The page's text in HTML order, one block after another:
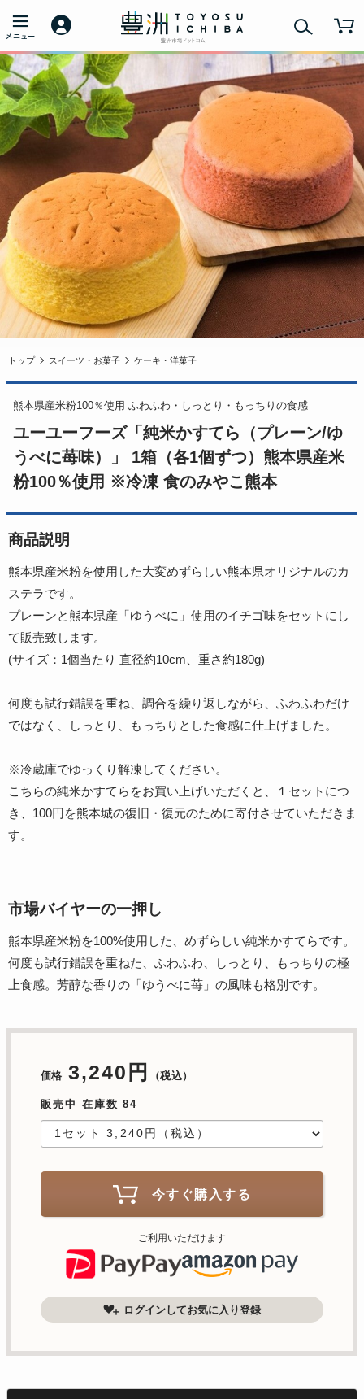
トップ スイーツ・お菓子 ケーキ・洋菓子
熊本県産米粉100％使用 ふわふわ・しっとり・もっちりの食感
ユーユーフーズ「純米かすてら（プレーン/ゆ
うべに苺味）」 1箱（各1個ずつ）熊本県産米
粉100％使用 ※冷凍 食のみやこ熊本
商品説明
熊本県産米粉を使用した大変めずらしい熊本県オリジナルのカ
ステラです。
プレーンと熊本県産「ゆうべに」使用のイチゴ味をセットにし
て販売致します。
(サイズ：1個当たり 直径約10cm、重さ約180g)
何度も試行錯誤を重ね、調合を繰り返しながら、ふわふわだけ
ではなく、しっとり、もっちりとした食感に仕上げました。
※冷蔵庫でゆっくり解凍してください。
こちらの純米かすてらをお買い上げいただくと、１セットにつ
き、100円を熊本城の復旧・復元のために寄付させていただきま
す。
市場バイヤーの一押し
熊本県産米粉を100%使用した、めずらしい純米かすてらです。
何度も試行錯誤を重ねた、ふわふわ、しっとり、もっちりの極
上食感。芳醇な香りの「ゆうべに苺」の風味も格別です。
価格 3,240円 （税込）
販売中 在庫数 84
今すぐ購入する
ご利用いただけます
ログインしてお気に入り登録